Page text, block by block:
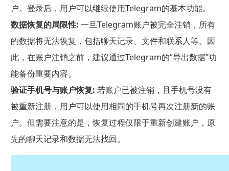
户。登录后，用户可以继续使用Telegram的基本功能。
数据恢复的局限性: 一旦Telegram账户被完全注销，所有
的数据将无法恢复，包括聊天记录、文件和联系人等。因
此，在账户注销之前，建议通过Telegram的“导出数据”功
能备份重要内容。
验证手机号与账户恢复: 若账户已被注销，且手机号没有
被重新注册，用户可以使用相同的手机号再次注册新的账
户。但需要注意的是，恢复过程仅限于重新创建账户，原
先的聊天记录和数据无法找回。